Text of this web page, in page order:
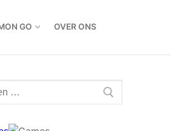
GO OVER ONS